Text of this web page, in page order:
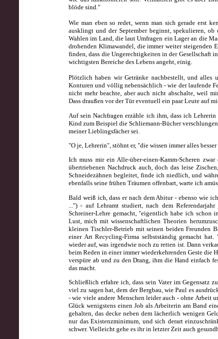
blöde sind."
Wie man eben so redet, wenn man sich gerade erst
ausklingt und der September beginnt, spekulieren,
Wahlen im Land, die laut Umfragen ein Lager an die
drohenden Klimawandel, die immer weiter steigenden
finden, dass die Ungerechtigkeiten in der Gesellschaft
wichtigsten Bereiche des Lebens angeht, einig.
Plötzlich haben wir Getränke nachbestellt, und alles
Konturen und völlig nebensächlich - wie der laufende
nicht mehr beachte, aber auch nicht abschalte, weil
Dass draußen vor der Tür eventuell ein paar Leute auf
Auf sein Nachfragen erzähle ich ihm, dass ich Lehrerin
Kind zum Beispiel die Schliemann-Bücher
meiner Lieblingsfächer sei.
"O je, Lehrerin", stöhnt er, "die wissen immer alles
Ich muss mir ein Alle-über-einen-Kamm-Scheren
übertriebenen Nachdruck auch, doch das leise
Schneidezähnen begleitet, finde ich niedlich, und
ebenfalls seine frühen Träumen offenbart, warte ich
Bald weiß ich, dass er nach dem Abitur- ebenso wie
...") - auf Lehramt studiert, nach dem
Schreiner-Lehre gemacht, "eigentlich habe ich schon
Lust, mich mit wissenschaftlichen Theorien
kleinen Tischler-Betrieb mit seinen beiden Freunden
einer Art Recycling-Firma selbstständig gemacht
wieder auf, was irgendwie noch zu retten ist. Dann
beim Reden in einer immer wiederkehrenden Geste die
verspüre ab und zu den Drang, ihm die Hand einfach
das macht.
Schließlich erfahre ich, dass sein Vater im Gegensatz
viel zu sagen hat, dem der Bergbau, wie Paul es
- wie viele andere Menschen leider auch - ohne Arbeit
Glück wenigstens einen Job als Arbeiterin am Band
gehalten, das decke neben dem lächerlich wenigen
nur das Existenzminimum, und sich derart
schwer. Vielleicht gehe es ihr in letzter Zeit auch